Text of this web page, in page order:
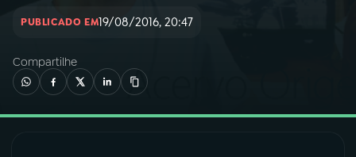
INÍCIO
02A RÁDIO
03PROGRAMAÇÃO
PUBLICADO EM19/08/2016, 20:47
Compartilhe